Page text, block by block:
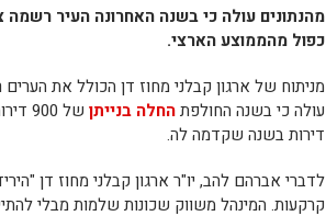
כפול מהממוצע הארצי.
מניתוח של ארגון קבלני מחוז דן הכולל את
עולה כי בשנה החולפתהחלה בנייתן
דירות בשנה שקדמה לה.
לדברי אברהם להב, יו"ר ארגון קבלני מחוז דן
קרקעות. המינהל משווק שכונות שלמות מבלי